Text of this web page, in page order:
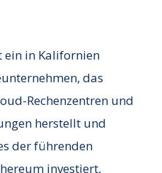
ein in Kalifornien
das
Rechenzentren und
herstellt und
der führenden
investiert,